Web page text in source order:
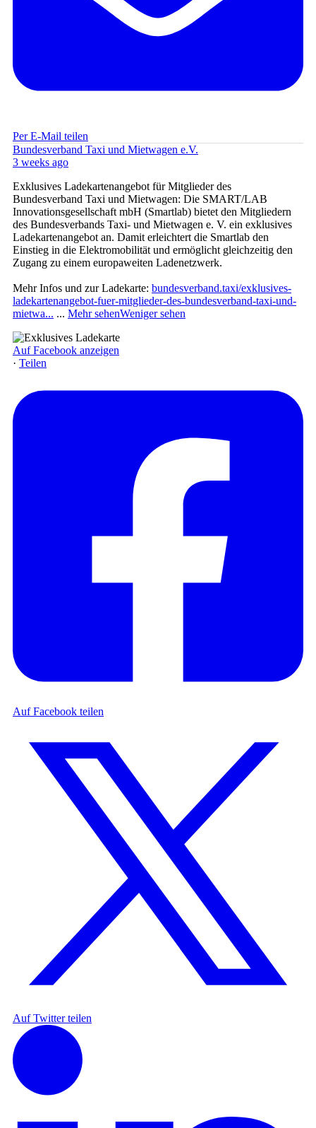
Per E-Mail teilen
Bundesverband Taxi und Mietwagen e.V.
3 weeks ago
Exklusives Ladekartenangebot für Mitglieder des
Bundesverband Taxi und Mietwagen: Die SMART/LAB
Innovationsgesellschaft mbH (Smartlab) bietet den Mitgliedern
des Bundesverbands Taxi- und Mietwagen e. V. ein exklusives
Ladekartenangebot an. Damit erleichtert die Smartlab den
Einstieg in die Elektromobilität und ermöglicht gleichzeitig den
Zugang zu einem europaweiten Ladenetzwerk.
Mehr Infos und zur Ladekarte: bundesverband.taxi/exklusives-
ladekartenangebot-fuer-mitglieder-des-bundesverband-taxi-und-
mietwa... ... Mehr sehenWeniger sehen
Auf Facebook anzeigen
· Teilen
Auf Facebook teilen
Auf Twitter teilen